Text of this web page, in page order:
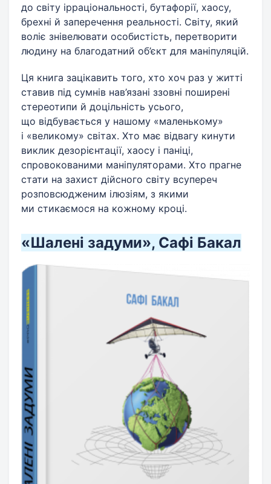
до світу ірраціональності, бутафорії, хаосу,
брехні й заперечення реальності. Світу, який
воліє знівелювати особистість, перетворити
людину на благодатний об’єкт для маніпуляцій.
Ця книга зацікавить того, хто хоч раз у житті
ставив під сумнів нав’язані ззовні поширені
стереотипи й доцільність усього,
що відбувається у нашому «маленькому»
і «великому» світах. Хто має відвагу кинути
виклик дезорієнтації, хаосу і паніці,
спровокованими маніпуляторами. Хто прагне
стати на захист дійсного світу всупереч
розповсюдженим ілюзіям, з якими
ми стикаємося на кожному кроці.
«Шалені задуми», Сафі Бакал